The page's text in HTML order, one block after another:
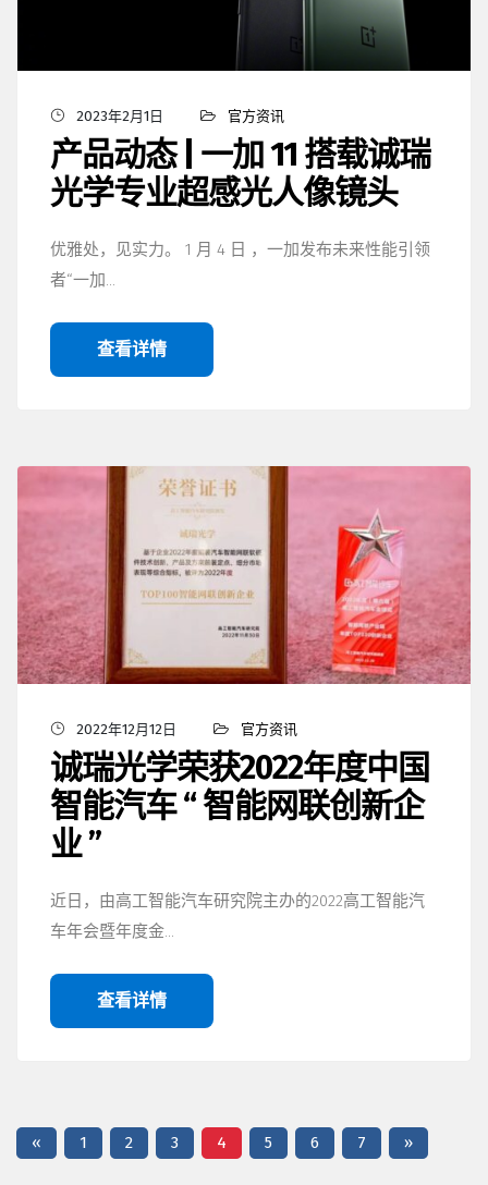
2023年2月1日 官方资讯
产品动态 | 一加 11 搭载诚瑞
光学专业超感光人像镜头
优雅处，见实力。 1 月 4 日 ，一加发布未来性能引领
者“一加…
查看详情
2022年12月12日 官方资讯
诚瑞光学荣获2022年度中国
智能汽车 “ 智能网联创新企
业 ”
近日，由高工智能汽车研究院主办的2022高工智能汽
车年会暨年度金…
查看详情
« 1 2 3 4 5 6 7 »